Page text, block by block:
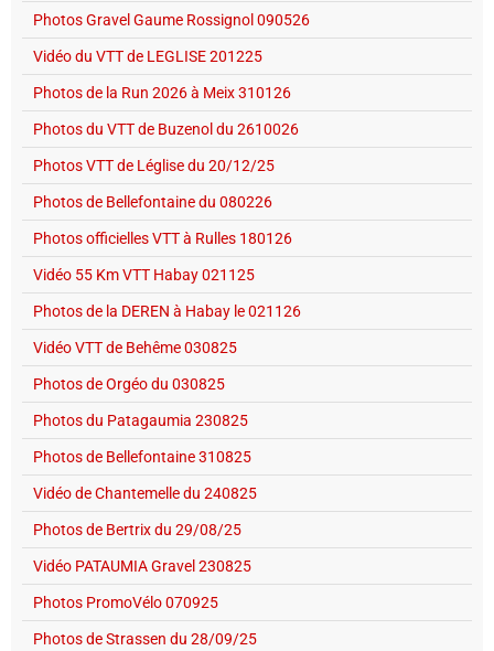
Photos Gravel Gaume Rossignol 090526
Vidéo du VTT de LEGLISE 201225
Photos de la Run 2026 à Meix 310126
Photos du VTT de Buzenol du 2610026
Photos VTT de Léglise du 20/12/25
Photos de Bellefontaine du 080226
Photos officielles VTT à Rulles 180126
Vidéo 55 Km VTT Habay 021125
Photos de la DEREN à Habay le 021126
Vidéo VTT de Behême 030825
Photos de Orgéo du 030825
Photos du Patagaumia 230825
Photos de Bellefontaine 310825
Vidéo de Chantemelle du 240825
Photos de Bertrix du 29/08/25
Vidéo PATAUMIA Gravel 230825
Photos PromoVélo 070925
Photos de Strassen du 28/09/25